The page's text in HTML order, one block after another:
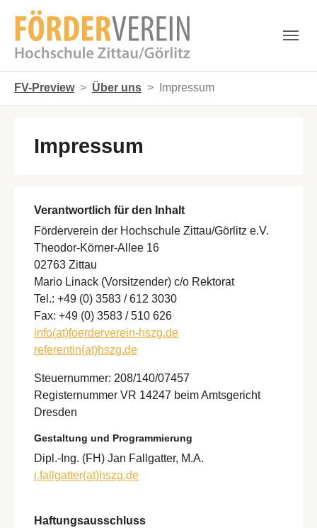
Skip to main navigation
Zum Hauptinhalt springen
Skip to page footer
FV-Preview Über uns Impressum
Impressum
Verantwortlich für den Inhalt
Förderverein der Hochschule Zittau/Görlitz e.V.
Theodor-Körner-Allee 16
02763 Zittau
Mario Linack (Vorsitzender) c/o Rektorat
Tel.: +49 (0) 3583 / 612 3030
Fax: +49 (0) 3583 / 510 626
info(at)foerderverein-hszg.de
referentin(at)hszg.de
Steuernummer: 208/140/07457
Registernummer VR 14247 beim Amtsgericht
Dresden
Gestaltung und Programmierung
Dipl.-Ing. (FH) Jan Fallgatter, M.A.
j.fallgatter(at)hszg.de
Haftungsausschluss